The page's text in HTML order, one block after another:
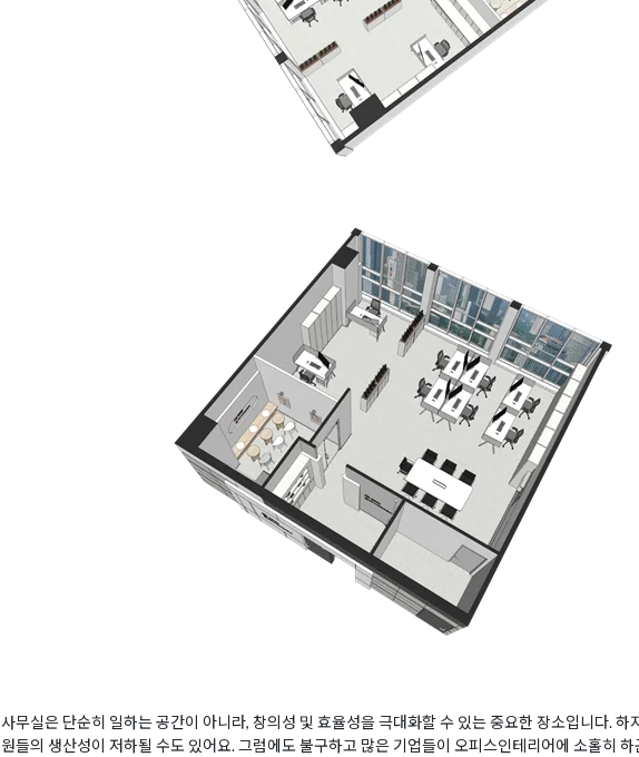
사무실은 단순히 일하는 공간이 아니라, 창의성 및 효율성을 극대화할 수 있는 중요한 장소입니다. 하
원들의 생산성이 저하될 수도 있어요. 그럼에도 불구하고 많은 기업들이 오피스인테리어에 소홀히 하